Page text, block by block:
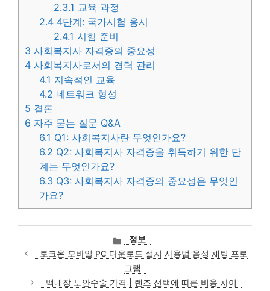
2.3.1 교육 과정
2.4 4단계: 국가시험 응시
2.4.1 시험 준비
3 사회복지사 자격증의 중요성
4 사회복지사로서의 경력 관리
4.1 지속적인 교육
4.2 네트워크 형성
5 결론
6 자주 묻는 질문 Q&A
6.1 Q1: 사회복지사란 무엇인가요?
6.2 Q2: 사회복지사 자격증을 취득하기 위한 단
계는 무엇인가요?
6.3 Q3: 사회복지사 자격증의 중요성은 무엇인
가요?
카
테
고
리
정보
토크온 모바일 PC 다운로드 설치 사용법 음성 채팅 프로
그램
백내장 노안수술 가격 | 렌즈 선택에 따른 비용 차이